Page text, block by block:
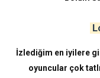
İzlediğim en iyilere
oyuncular çok